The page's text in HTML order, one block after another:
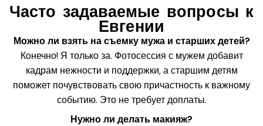
Часто задаваемые вопросы к
Евгении
Можно ли взять на съемку мужа и старших детей?
Конечно! Я только за. Фотосессия с мужем добавит
кадрам нежности и поддержки, а старшим детям
поможет почувствовать свою причастность к важному
событию. Это не требует доплаты.
Нужно ли делать макияж?